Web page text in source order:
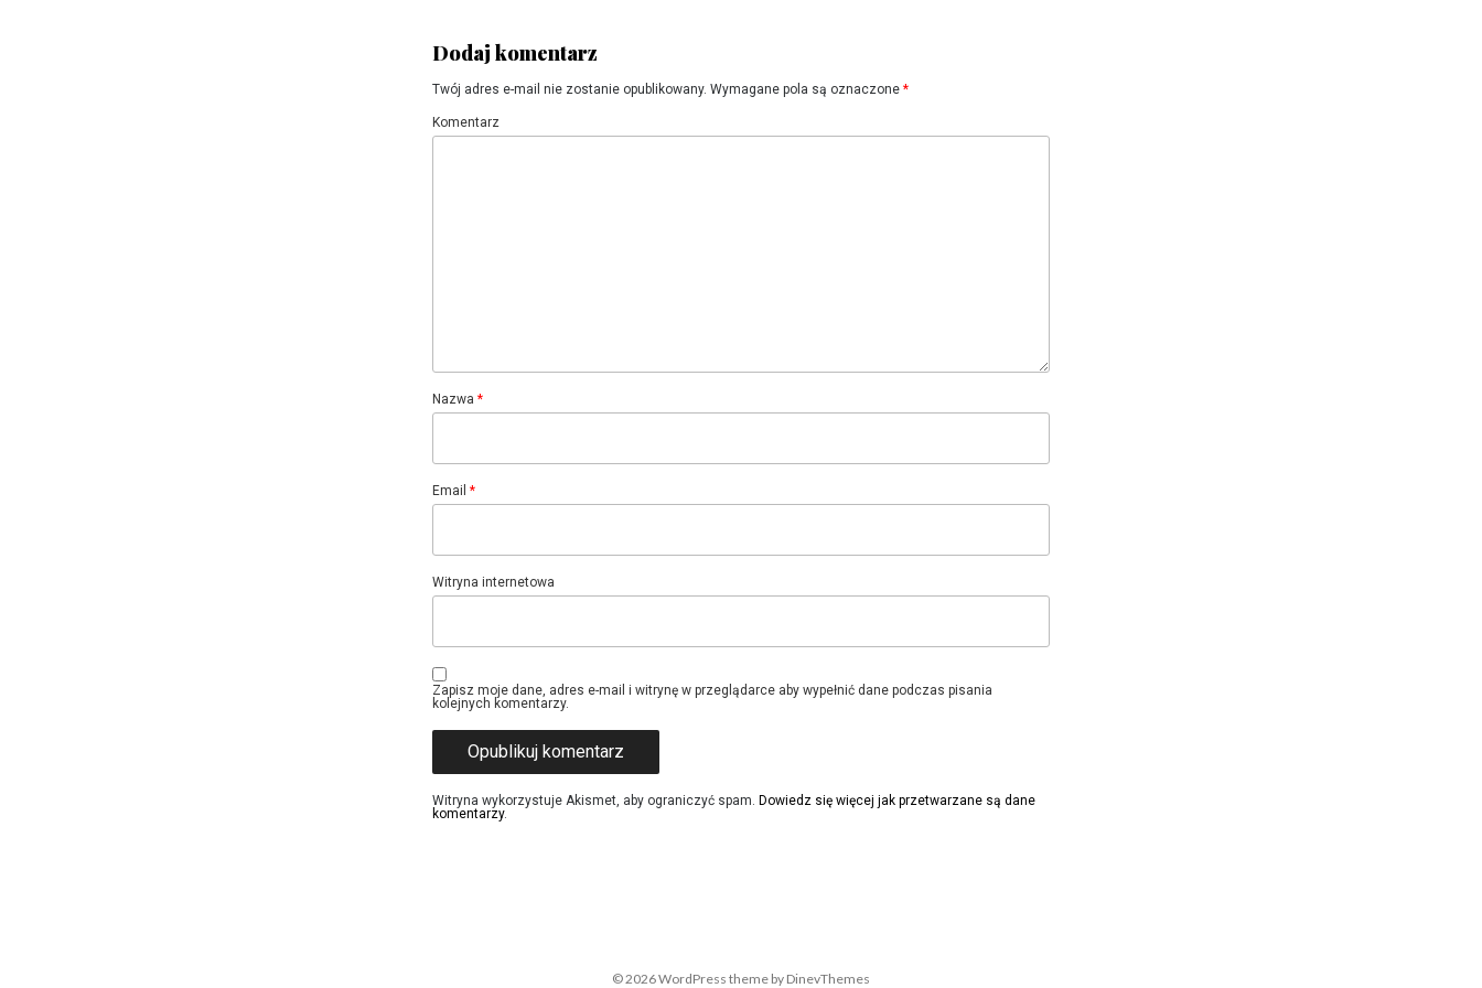
Dodaj komentarz
Twój adres e-mail nie zostanie opublikowany. Wymagane pola są oznaczone *
Komentarz
Nazwa *
Email *
Witryna internetowa
Zapisz moje dane, adres e-mail i witrynę w przeglądarce aby wypełnić dane podczas pisania
kolejnych komentarzy.
Witryna wykorzystuje Akismet, aby ograniczyć spam. Dowiedz się więcej jak przetwarzane są dane
komentarzy.
© 2026WordPress theme by DinevThemes